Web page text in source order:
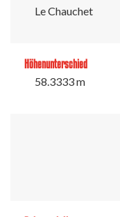
Le Chauchet
Höhenunterschied
58.3333 m